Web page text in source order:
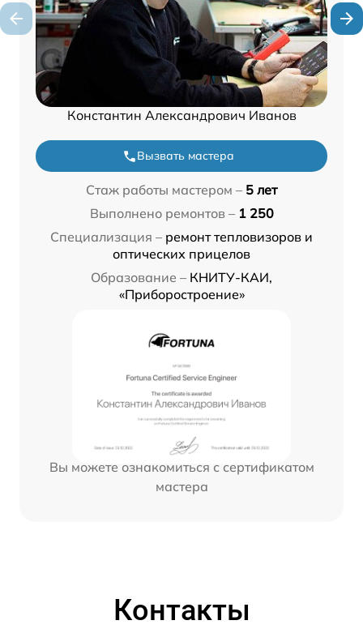
Константин Александрович Иванов
Вызвать мастера
Стаж работы мастером – 5 лет
Выполнено ремонтов – 1 250
Специализация – ремонт тепловизоров и
оптических прицелов
Образование – КНИТУ-КАИ,
«Приборостроение»
Вы можете ознакомиться с сертификатом
мастера
Контакты